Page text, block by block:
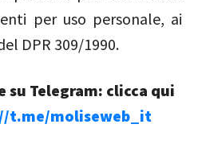
per uso personale, ai
DPR 309/1990.
su Telegram: clicca qui
t.me/moliseweb_it